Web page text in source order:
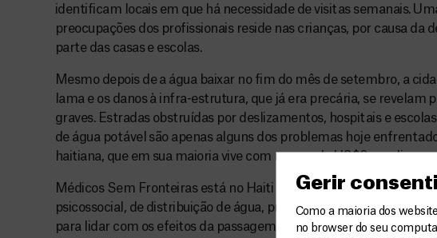
Gerir
Como a maioria dos
no browser do seu
identificam locais em que há necessidade de visitas semanais.
preocupações dos profissionais reside nas crianças, por causa da
parte das casas e escolas.
Mesmo depois de a água baixar no fim do mês de setembro, a
lama e os danos à infra-estrutura, que já era precária, se revelam
graves. Estradas obstruídas por deslizamentos, hospitais e
de água potável são apenas alguns dos problemas hoje
haitiana, que em sua maioria vive com menos de US$2 por dia.
Médicos Sem Fronteiras está no Haiti desde 1991 e hoje conta
psicossocial, de distribuição de água, promoção de saúde,
para lidar com os efeitos da passagem dos furacões Gustav e Ike